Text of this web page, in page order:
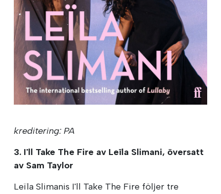
kreditering: PA
3. I'll Take The Fire av Leïla Slimani, översatt
av Sam Taylor
Leïla Slimanis I'll Take The Fire följer tre